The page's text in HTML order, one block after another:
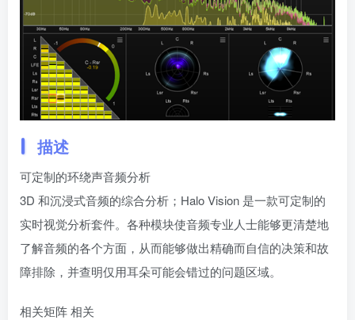
描述
可定制的环绕声音频分析
3D 和沉浸式音频的综合分析；Halo Vision 是一款可定制的
实时视觉分析套件。各种模块使音频专业人士能够更清楚地
了解音频的各个方面，从而能够做出精确而自信的决策和故
障排除，并查明仅用耳朵可能会错过的问题区域。
相关矩阵 相关